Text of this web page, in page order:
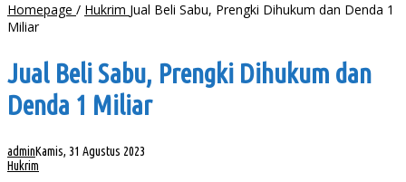
Homepage / Hukrim Jual Beli Sabu, Prengki Dihukum dan Denda 1
Miliar
Jual Beli Sabu, Prengki Dihukum dan
Denda 1 Miliar
adminKamis, 31 Agustus 2023
Hukrim